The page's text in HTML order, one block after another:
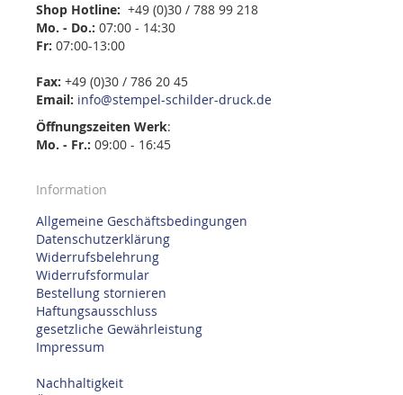
Shop Hotline: +49 (0)30 / 788 99 218
Mo. - Do.: 07:00 - 14:30
Fr: 07:00-13:00
Fax: +49 (0)30 / 786 20 45
Email: info@stempel-schilder-druck.de
Öffnungszeiten Werk:
Mo. - Fr.: 09:00 - 16:45
Information
Allgemeine Geschäftsbedingungen
Datenschutzerklärung
Widerrufsbelehrung
Widerrufsformular
Bestellung stornieren
Haftungsausschluss
gesetzliche Gewährleistung
Impressum
Nachhaltigkeit